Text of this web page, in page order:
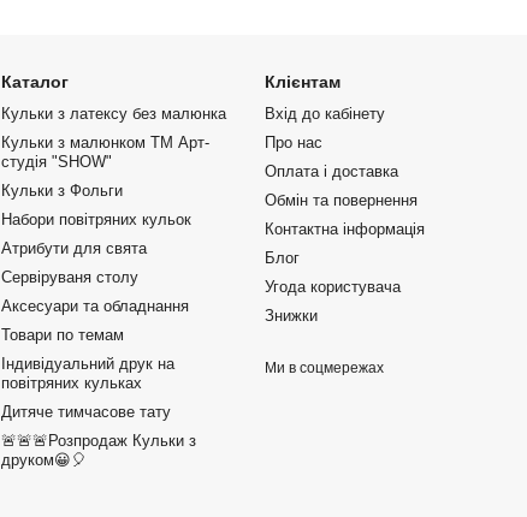
Каталог
Кульки з латексу без малюнка
Кульки з малюнком ТМ Арт-
студія "SHOW"
Кульки з Фольги
Набори повітряних кульок
Атрибути для свята
Сервіруваня столу
Аксесуари та обладнання
Товари по темам
Індивідуальний друк на
повітряних кульках
Дитяче тимчасове тату
🚨🚨🚨Розпродаж Кульки з
друком😀🎈
Клієнтам
Вхід до кабінету
Про нас
Оплата і доставка
Обмін та повернення
Контактна інформація
Блог
Угода користувача
Знижки
Ми в соцмережах